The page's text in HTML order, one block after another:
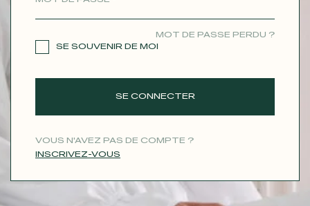
MOT DE PASSE PERDU ?
SE SOUVENIR DE MOI
SE CONNECTER
VOUS N'AVEZ PAS DE COMPTE ?
INSCRIVEZ-VOUS